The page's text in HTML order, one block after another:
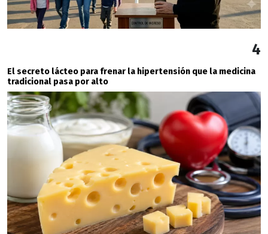
4
El secreto lácteo para frenar la hipertensión que la medicina
tradicional pasa por alto